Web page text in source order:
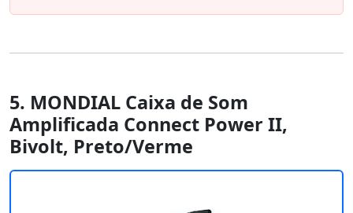
5. MONDIAL Caixa de Som
Amplificada Connect Power II,
Bivolt, Preto/Verme